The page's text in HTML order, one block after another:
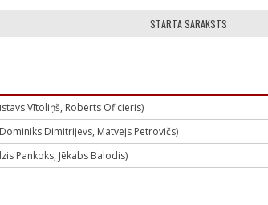
STARTA SARAKSTS
Vītoliņš, Roberts Oficieris)
Dimitrijevs, Matvejs Petrovičs)
Pankoks, Jēkabs Balodis)